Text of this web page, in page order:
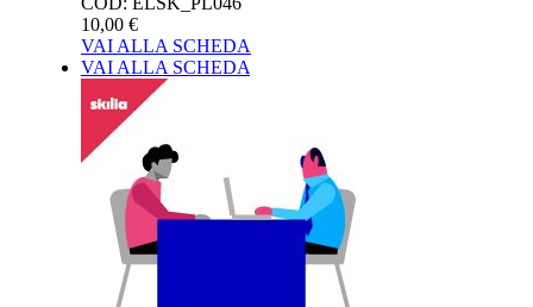
10,00 €
VAI ALLA SCHEDA
VAI ALLA SCHEDA